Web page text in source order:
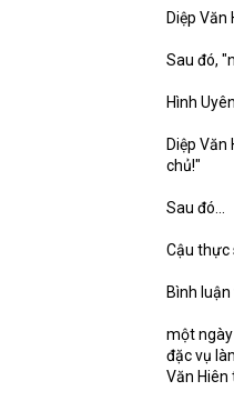
Diệp Văn
Sau đó,
Hình
Diệp
chủ!"
Sau đó...
Cậu thực
Bình
một ngày
đặc vụ
Văn Hiên